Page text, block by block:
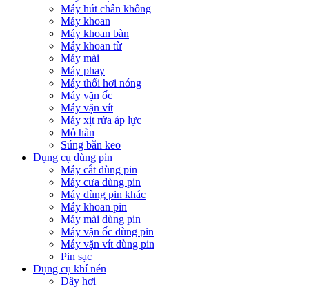
Máy hút chân không
Máy khoan
Máy khoan bàn
Máy khoan từ
Máy mài
Máy phay
Máy thổi hơi nóng
Máy vặn ốc
Máy vặn vít
Máy xịt rửa áp lực
Mỏ hàn
Súng bắn keo
Dụng cụ dùng pin
Máy cắt dùng pin
Máy cưa dùng pin
Máy dùng pin khác
Máy khoan pin
Máy mài dùng pin
Máy vặn ốc dùng pin
Máy vặn vít dùng pin
Pin sạc
Dụng cụ khí nén
Dây hơi